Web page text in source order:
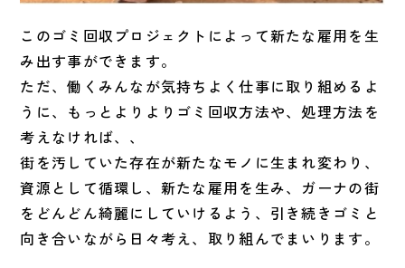
このゴミ回収プロジェクトによって新たな雇用を生
み出す事ができ ます。
ただ、働くみんなが気持ちよく仕事に取り組めるよ
うに、 もっとよりよりゴミ回収方法や、処理方法を
考えなければ、、
街を汚していた存在が新たなモノに生まれ変わり、
資源として循環し、新たな雇用を生み、 ガーナの街
をどんどん綺麗にしていけるよう、 引き続きゴミと
向き合いながら日々考え、取り組んでまいります。